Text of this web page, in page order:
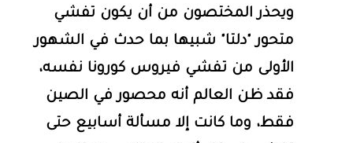
ويحذر المختصون من أن يكون تفشي
متحور "دلتا" شبيها بما حدث في الشهور
الأولى من تفشي فيروس كورونا نفسه،
فقد ظن العالم أنه محصور في الصين
فقط، وما كانت إلا مسألة أسابيع حتى